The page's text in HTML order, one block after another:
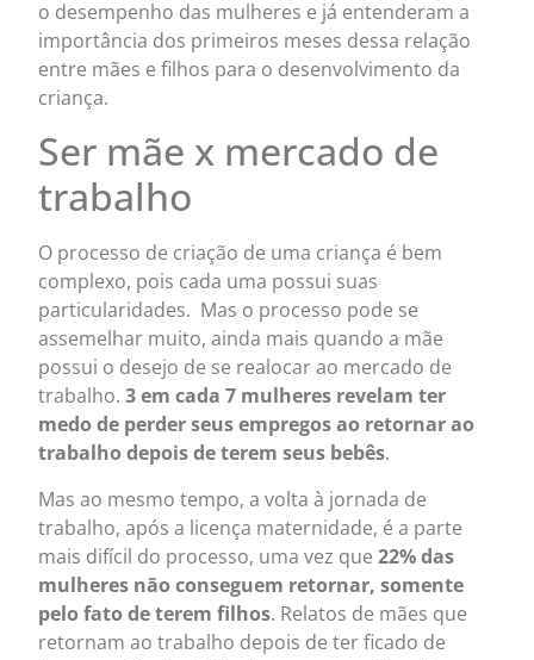
o desempenho das mulheres e já entenderam a
importância dos primeiros meses dessa relação
entre mães e filhos para o desenvolvimento da
criança.
Ser mãe x mercado de
trabalho
O processo de criação de uma criança é bem
complexo, pois cada uma possui suas
particularidades. Mas o processo pode se
assemelhar muito, ainda mais quando a mãe
possui o desejo de se realocar ao mercado de
trabalho.3 em cada 7 mulheres revelam ter
medo de perder seus empregos ao retornar ao
trabalho depois de terem seus bebês.
Mas ao mesmo tempo, a volta à jornada de
trabalho, após a licença maternidade, é a parte
mais difícil do processo, uma vez que22% das
mulheres não conseguem retornar, somente
pelo fato de terem filhos. Relatos de mães que
retornam ao trabalho depois de ter ficado de